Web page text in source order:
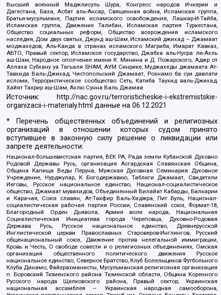
Высший военный Маджлисуль Шура, Конгресс народов Ичкерии и
Дагестана, База, Асбат аль-Ансар, Священная война, Исламская группа,
Братья-мусульмане, Партия исламского освобождения, Лашкар-И-Тайба,
Исламская группа, Движение Талибан, Исламская партия Туркестана,
Общество социальных реформ, Общество возрождения исламского
наследия, Дом двух святых, Джунд аш-Шам, Исламский джихад – Джамаат
моджахедов, Аль-Каида в странах исламского Магриба, Имарат Кавказ,
АБТО, Правый сектор, Исламское государство, Джабха аль-Нусра ли-Ахль
аш-Шам, Народное ополчение имени К. Минина и Д. Пожарского, Аджр от
Аллаха Субхану уа Тагьаля SHAM, АУМ Синрике, Муджахеды джамаата Ат-
Тавхида Валь-Джихад, Чистопольский Джамаат, Рохнамо ба суи давлати
исломи, Террористическое сообщество Сеть, Катиба Таухид валь-Джихад,
Хайят Тахрир аш-Шам, Ахлю Сунна Валь Джамаа
Источник:
http://nac.gov.ru/terroristicheskie-i-ekstremistskie-
organizacii-i-materialy.html данные на06.12.2021
* Перечень общественных объединений и религиозных
организаций в отношении которых судом принято
вступившее в законную силу решение о ликвидации или
запрете деятельности:
Национал-большевистская партия, ВЕК РА, Рада земли Кубанской Духовно
Родовой Державы Русь, организация Асгардская Славянская Община,
Община Капища Веды Перуна, Мужская Духовная Семинария Духовное
Учреждение, Нурджулар, К Богодержавию, Таблиги Джамаат, Свидетели
Иеговы, Русское национальное единство, Национал-социалистическое
общество, Джамаат мувахидов, Объединенный Вилайат Кабарды, Балкарии
и Карачая, Союз славян, Ат-Такфир Валь-Хиджра, Пит Буль, Национал-
социалистическая рабочая партия России, Славянский союз, Формат-18,
Благородный Орден Дьявола, Армия воли народа, Национальная
Социалистическая Инициатива города Череповца, Духовно-Родовая
Держава Русь, Русское национальное единство, Древнерусской
Инглистической церкви Православных Староверов-Инглингов, Русский
общенациональный союз, Движение против нелегальной иммиграции,
Кровь и Честь, О свободе совести и о религиозных объединениях, Омская
организация общественного политического движения Русское
национальное единство, Северное Братство, Клуб Болельщиков Футбольного
Клуба Динамо, Файзрахманисты, Мусульманская религиозная организация
п. Боровский Тюменского района Тюменской области, Община Коренного
Русского народа Щелковского района, Правый сектор, Украинская
национальная ассамблея – Украинская народная самооборона,